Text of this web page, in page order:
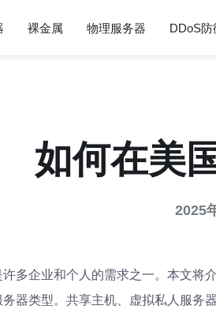
裸金属 物理服务器 DDoS防
如何在美
2025
多企业和个人的需求之一。本文将
器类型。共享主机、虚拟私人服